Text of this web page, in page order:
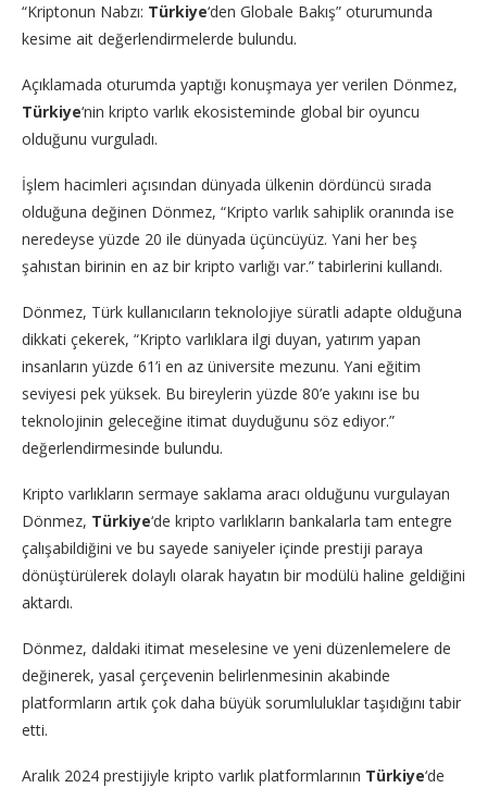
“Kriptonun Nabzı: Türkiye‘den Globale Bakış” oturumunda
kesime ait değerlendirmelerde bulundu.
Açıklamada oturumda yaptığı konuşmaya yer verilen Dönmez,
Türkiye‘nin kripto varlık ekosisteminde global bir oyuncu
olduğunu vurguladı.
İşlem hacimleri açısından dünyada ülkenin dördüncü sırada
olduğuna değinen Dönmez, “Kripto varlık sahiplik oranında ise
neredeyse yüzde 20 ile dünyada üçüncüyüz. Yani her beş
şahıstan birinin en az bir kripto varlığı var.” tabirlerini kullandı.
Dönmez, Türk kullanıcıların teknolojiye süratli adapte olduğuna
dikkati çekerek, “Kripto varlıklara ilgi duyan, yatırım yapan
insanların yüzde 61’i en az üniversite mezunu. Yani eğitim
seviyesi pek yüksek. Bu bireylerin yüzde 80’e yakını ise bu
teknolojinin geleceğine itimat duyduğunu söz ediyor.”
değerlendirmesinde bulundu.
Kripto varlıkların sermaye saklama aracı olduğunu vurgulayan
Dönmez, Türkiye‘de kripto varlıkların bankalarla tam entegre
çalışabildiğini ve bu sayede saniyeler içinde prestiji paraya
dönüştürülerek dolaylı olarak hayatın bir modülü haline geldiğini
aktardı.
Dönmez, daldaki itimat meselesine ve yeni düzenlemelere de
değinerek, yasal çerçevenin belirlenmesinin akabinde
platformların artık çok daha büyük sorumluluklar taşıdığını tabir
etti.
Aralık 2024 prestijiyle kripto varlık platformlarının Türkiye‘de